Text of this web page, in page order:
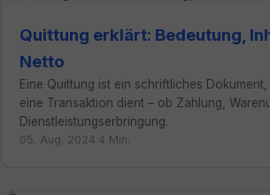
Quittung erklärt: Bedeutung,
Netto
Eine Quittung ist ein schriftliches
eine Transaktion dient – ob Zahlung,
Dienstleistungserbringung.
05. Aug. 2024 4 Min.